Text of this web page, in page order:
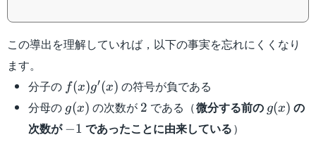
この導出を理解していれば，以下の事実を忘れにくくなり
ます。
分子の f(x)g'(x)
f(x)g′(x) の符号が負である
分母の g(x)
g(x) の次数が 2
2 である（微分する前の g(x)
g(x) の
次数が-1
−1 であったことに由来している）